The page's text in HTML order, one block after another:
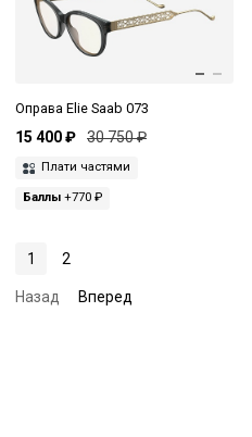
Оправа Elie Saab 073
15 400 ₽ 30 750 ₽
Плати частями
Баллы +770 ₽
1 2
Назад Вперед